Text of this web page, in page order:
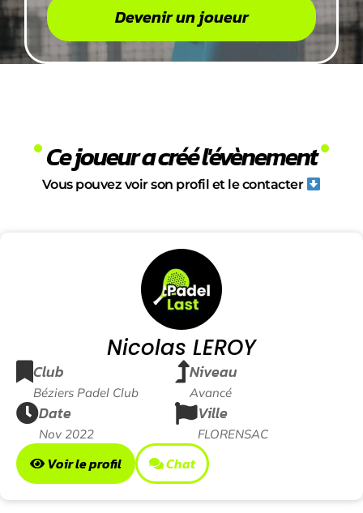
Devenir un joueur
Ce joueur a créé l'évènement
Vous pouvez voir son profil et le contacter
Nicolas LEROY
Club
Béziers Padel Club
Niveau
Avancé
Date
Nov 2022
Ville
FLORENSAC
Voir le profil Chat